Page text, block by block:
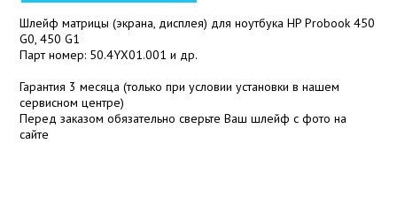
Шлейф матрицы (экрана, дисплея) для ноутбука HP Probook 450
G0, 450 G1
Парт номер: 50.4YX01.001 и др.
Гарантия 3 месяца (только при условии установки в нашем
сервисном центре)
Перед заказом обязательно сверьте Ваш шлейф с фото на
сайте